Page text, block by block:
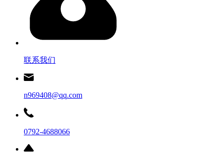
联系我们
n969408@qq.com
0792-4688066